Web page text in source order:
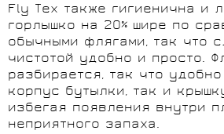
Fly Tex также гигиенична и
горлышко на 20% шире по
обычными флягами, так что
чистотой удобно и просто.
разбирается, так что
корпус бутылки, так и
избегая появления внутри
неприятного запаха.